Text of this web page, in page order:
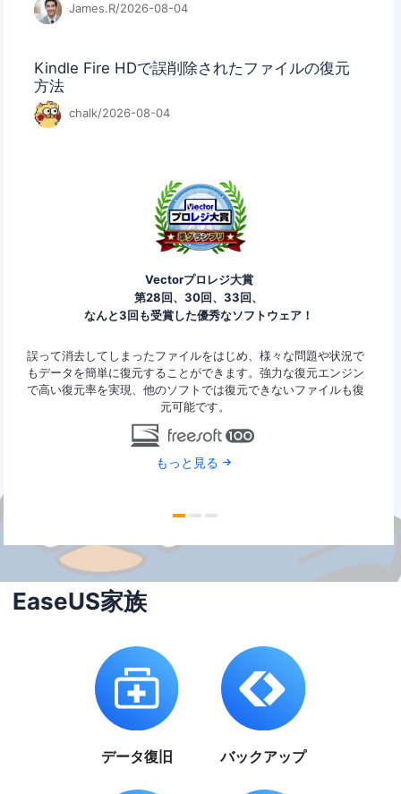
James.R/2026-08-04
Kindle Fire HDで誤削除されたファイルの復元
方法
chalk/2026-08-04
Vectorプロレジ大賞
第28回、30回、33回、
なんと3回も受賞した優秀なソフトウェア！
誤って消去してしまったファイルをはじめ、様々な問題や状況で
もデータを簡単に復元することができます。強力な復元エンジン
で高い復元率を実現、他のソフトでは復元できないファイルも復
元可能です。
もっと見る
EaseUS家族
データ復旧 バックアップ